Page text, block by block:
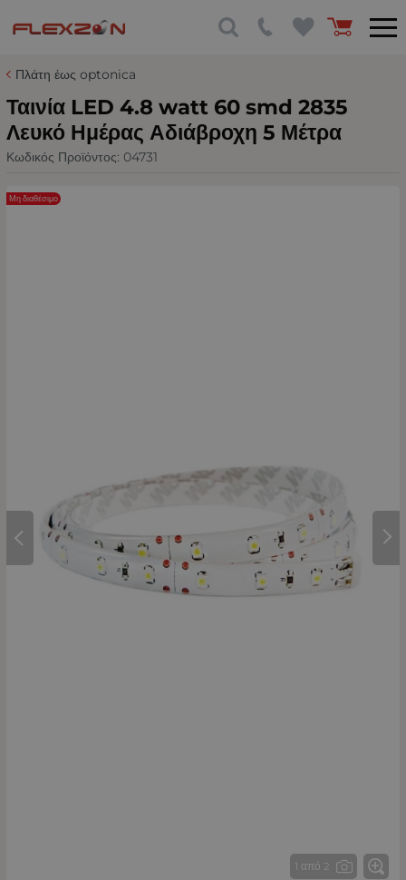
Πλάτη έως optonica
Ταινία LED 4.8 watt 60 smd 2835
Λευκό Ημέρας Αδιάβροχη 5 Μέτρα
Κωδικός Προϊόντος: 04731
1 από 2
Μη διαθέσιμο